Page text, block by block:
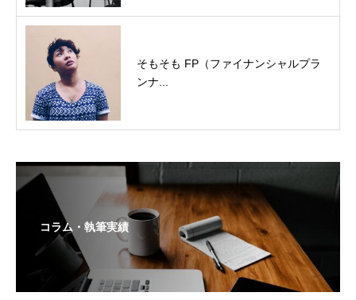
そもそも FP（ファイナンシャルプラ
ンナ...
コラム・執筆実績